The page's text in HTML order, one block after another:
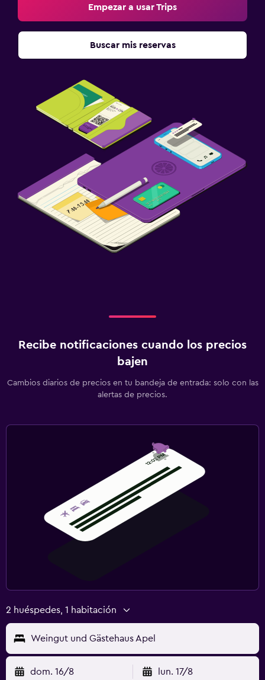
Estacionamiento y transporte
Estacionamiento gratuito
Zona de trabajo
Empezar a usar Trips
Buscar mis reservas
Recibe notificaciones cuando los precios
bajen
Cambios diarios de precios en tu bandeja de entrada: solo con las
alertas de precios.
2 huéspedes, 1 habitación
Weingut und Gästehaus Apel
dom. 16/8 lun. 17/8